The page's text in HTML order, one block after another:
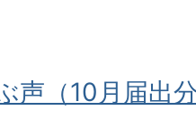
声（10月届出